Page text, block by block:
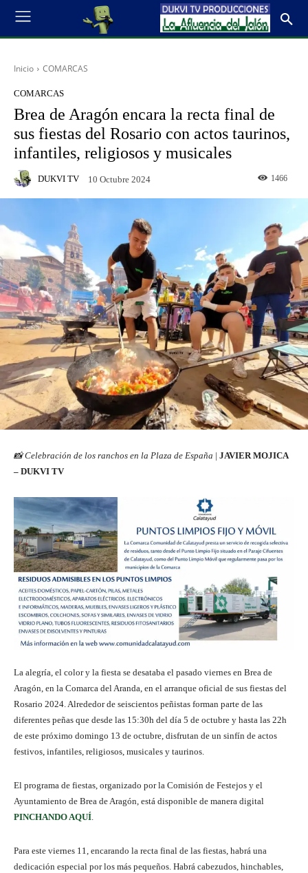
Inicio COMARCAS
COMARCAS
Brea de Aragón encara la recta final de
sus fiestas del Rosario con actos taurinos,
infantiles, religiosos y musicales
DUKVI TV 10 Octubre 2024 1466
📸 Celebración de los ranchos en la Plaza de España | JAVIER MOJICA
– DUKVI TV
La alegría, el color y la fiesta se desataba el pasado viernes en Brea de
Aragón, en la Comarca del Aranda, en el arranque oficial de sus fiestas del
Rosario 2024. Alrededor de seiscientos peñistas forman parte de las
diferentes peñas que desde las 15:30h del día 5 de octubre y hasta las 22h
de este próximo domingo 13 de octubre, disfrutan de un sinfín de actos
festivos, infantiles, religiosos, musicales y taurinos.
El programa de fiestas, organizado por la Comisión de Festejos y el
Ayuntamiento de Brea de Aragón, está disponible de manera digital
PINCHANDO AQUÍ.
Para este viernes 11, encarando la recta final de las fiestas, habrá una
dedicación especial por los más pequeños. Habrá cabezudos, hinchables,